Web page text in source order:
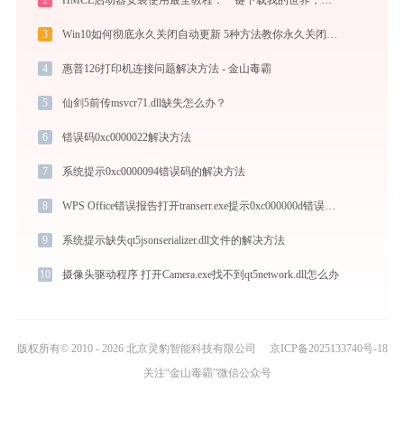
3
4 惠普126打印机连接问题解决方法 - 金山毒霸
5 仙剑5前传msvcr71.dll缺失怎么办？
6 错误码0xc0000022解决方法
7 系统提示0xc0000094错误码的解决方法
8 WPS Office错误报告打开transerr.exe提示0xc000000d错误码怎么办
9 系统提示缺失qt5jsonserializer.dll文件的解决方法
10 摄像头驱动程序 打开Camera.exe找不到qt5network.dll怎么办
版权所有© 2010 - 2026 北京灵豹智能科技有限公司
京ICP备2025133740号-18
关注“金山毒霸”微信公众号